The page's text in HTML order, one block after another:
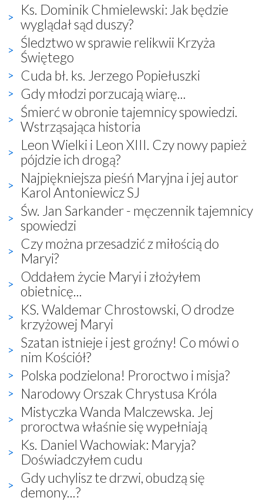
Ks. Dominik Chmielewski: Jak będzie
wyglądał sąd duszy?
Śledztwo w sprawie relikwii Krzyża
Świętego
Cuda bł. ks. Jerzego Popiełuszki
Gdy młodzi porzucają wiarę...
Śmierć w obronie tajemnicy spowiedzi.
Wstrząsająca historia
Leon Wielki i Leon XIII. Czy nowy papież
pójdzie ich drogą?
Najpiękniejsza pieśń Maryjna i jej autor
Karol Antoniewicz SJ
Św. Jan Sarkander - męczennik tajemnicy
spowiedzi
Czy można przesadzić z miłością do
Maryi?
Oddałem życie Maryi i złożyłem
obietnicę...
KS. Waldemar Chrostowski, O drodze
krzyżowej Maryi
Szatan istnieje i jest groźny! Co mówi o
nim Kościół?
Polska podzielona! Proroctwo i misja?
Narodowy Orszak Chrystusa Króla
Mistyczka Wanda Malczewska. Jej
proroctwa właśnie się wypełniają
Ks. Daniel Wachowiak: Maryja?
Doświadczyłem cudu
Gdy uchylisz te drzwi, obudzą się
demony...?